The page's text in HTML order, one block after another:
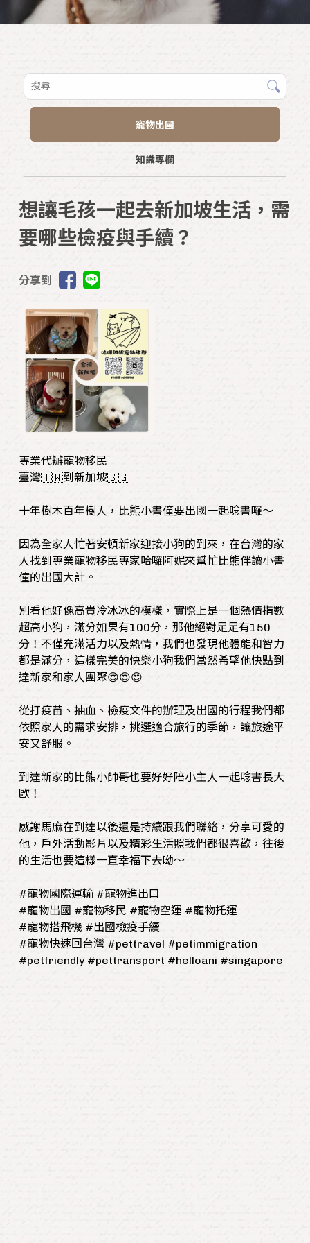
寵物出國
知識專欄
想讓毛孩一起去新加坡生活，需
要哪些檢疫與手續？
分享到
專業代辦寵物移民
臺灣🇹🇼到新加坡🇸🇬
十年樹木百年樹人，比熊小書僮要出國一起唸書囉～
因為全家人忙著安頓新家迎接小狗的到來，在台灣的家
人找到專業寵物移民專家哈囉阿妮來幫忙比熊伴讀小書
僮的出國大計。
別看他好像高貴冷冰冰的模樣，實際上是一個熱情指數
超高小狗，滿分如果有100分，那他絕對足足有150
分！不僅充滿活力以及熱情，我們也發現他體能和智力
都是滿分，這樣完美的快樂小狗我們當然希望他快點到
達新家和家人團聚😍😍😍
從打疫苗、抽血、檢疫文件的辦理及出國的行程我們都
依照家人的需求安排，挑選適合旅行的季節，讓旅途平
安又舒服。
到達新家的比熊小帥哥也要好好陪小主人一起唸書長大
歐！
感謝馬麻在到達以後還是持續跟我們聯絡，分享可愛的
他，戶外活動影片以及精彩生活照我們都很喜歡，往後
的生活也要這樣一直幸福下去呦～
#寵物國際運輸 #寵物進出口
#寵物出國 #寵物移民 #寵物空運 #寵物托運
#寵物搭飛機 #出國檢疫手續
#寵物快速回台灣 #pettravel #petimmigration
#petfriendly #pettransport #helloani #singapore